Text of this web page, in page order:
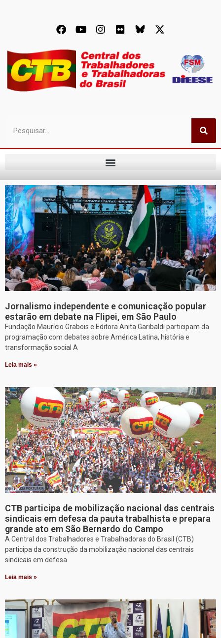
Jornalismo independente e comunicação popular
estarão em debate na Flipei, em São Paulo
Fundação Maurício Grabois e Editora Anita Garibaldi participam da
programação com debates sobre América Latina, história e
transformação social A
Leia mais »
CTB participa de mobilização nacional das centrais
sindicais em defesa da pauta trabalhista e prepara
grande ato em São Bernardo do Campo
A Central dos Trabalhadores e Trabalhadoras do Brasil (CTB)
participa da construção da mobilização nacional das centrais
sindicais em defesa
Leia mais »